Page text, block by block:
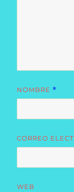
NOMBRE *
CORREO
WEB